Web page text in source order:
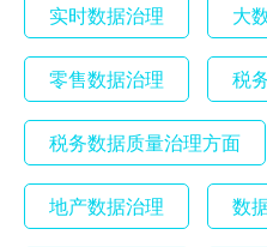
实时数据治理 大
零售数据治理 税
税务数据质量治理方面
地产数据治理 数